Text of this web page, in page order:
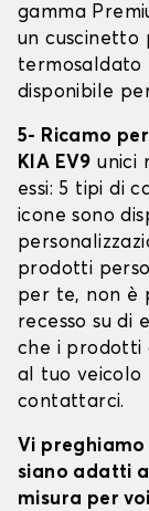
gamma
un cuscinetto
termosaldato
disponibile
5- Ricamo
KIA EV9 unici
essi: 5 tipi di
icone sono
prodotti
per te, non è
recesso su di
che i prodotti
al tuo veicolo
contattarci.
Vi
siano adatti a
misura per